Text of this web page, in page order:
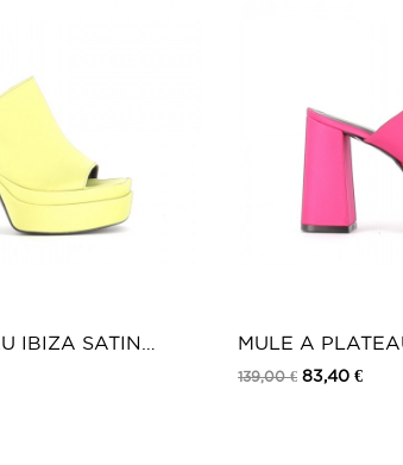
IBIZA SATIN
MULE A
FUXIA
139,00 € 83,40 €